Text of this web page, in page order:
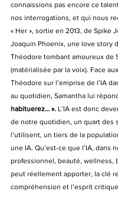
connaissions pas encore ce
nos interrogations, et qui nous
« Her », sortie en 2013, de Spike
Joaquin Phoenix, une love story
Théodore tombant amoureux de
(matérialisée par la voix). Face
Théodore sur l’emprise de l’IA
au quotidien, Samantha lui
habituerez… ». L’IA est donc
de notre quotidien, un quart des
l’utilisent, un tiers de la
une IA. Qu’est-ce que l’IA, dans
professionnel, beauté, wellness,
peut réellement apporter, la clé
compréhension et l’esprit critique